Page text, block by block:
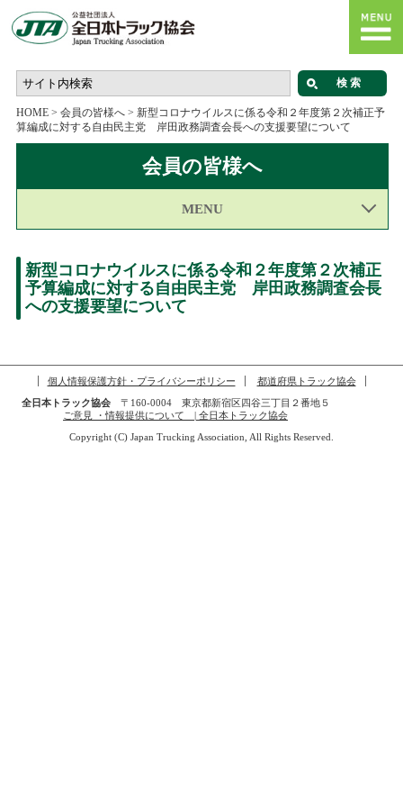
HOME> 会員の皆様へ> 新型コロナウイルスに係る令和２年度第２次補正予
算編成に対する自由民主党 岸田政務調査会長への支援要望について
会員の皆様へ
MENU
新型コロナウイルスに係る令和２年度第２次補正
予算編成に対する自由民主党 岸田政務調査会長
への支援要望について
個人情報保護方針・プライバシーポリシー
都道府県トラック協会
全日本トラック協会〒160-0004 東京都新宿区四谷三丁目２番地５
ご意見 ・情報提供について | 全日本トラック協会
Copyright (C) Japan Trucking Association, All Rights Reserved.